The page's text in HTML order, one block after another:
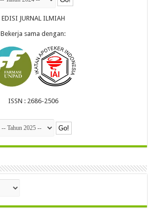
EDISI JURNAL ILMIAH
Bekerja sama dengan:
ISSN : 2686-2506